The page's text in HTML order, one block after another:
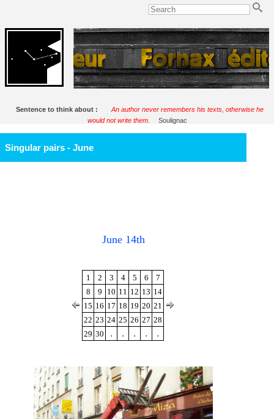
Sentence to think about :
An author never remembers his texts, otherwise he
would not write them.
Soulignac
Singular pairs - June
June 14th
1 2 3 4 5 6
7
8
9 10 11 12 13 14
15 16 17 18 19 20 21
22 23 24 25 26 27 28
29 30 . . . . .